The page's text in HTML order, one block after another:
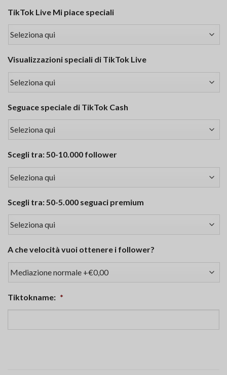
TikTok Live Mi piace speciali
Visualizzazioni speciali di TikTok Live
Seguace speciale di TikTok Cash
Scegli tra: 50-10.000 follower
Scegli tra: 50-5.000 seguaci premium
A che velocità vuoi ottenere i follower?
Tiktokname: *